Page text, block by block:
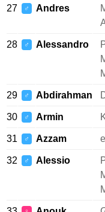
27 ♂ Andres
28 ♂ Alessandro
29 ♂ Abdirahman
30 ♂ Armin
31 ♂ Azzam
32 ♂ Alessio